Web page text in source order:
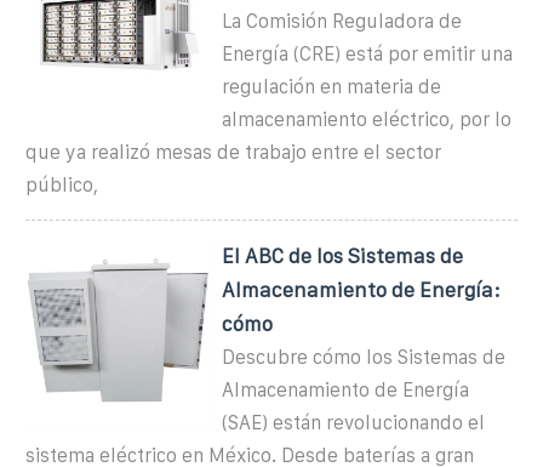
La Comisión Reguladora de
Energía (CRE) está por emitir una
regulación en materia de
almacenamiento eléctrico, por lo
que ya realizó mesas de trabajo entre el sector
público,
El ABC de los Sistemas de
Almacenamiento de Energía:
cómo
Descubre cómo los Sistemas de
Almacenamiento de Energía
(SAE) están revolucionando el
sistema eléctrico en México. Desde baterías a gran